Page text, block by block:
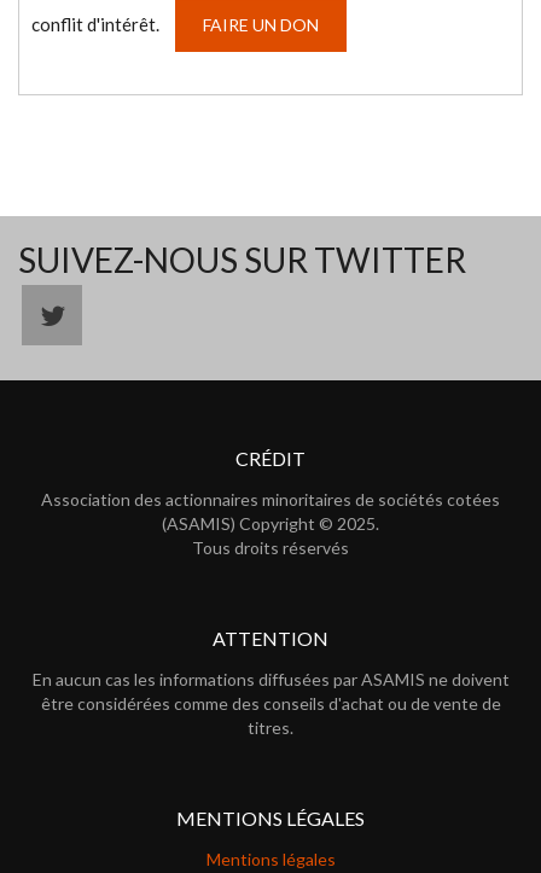
conflit d'intérêt. FAIRE UN DON
SUIVEZ-NOUS SUR TWITTER
CRÉDIT
Association des actionnaires minoritaires de sociétés cotées
(ASAMIS) Copyright © 2025.
Tous droits réservés
ATTENTION
En aucun cas les informations diffusées par ASAMIS ne doivent
être considérées comme des conseils d'achat ou de vente de
titres.
MENTIONS LÉGALES
Mentions légales